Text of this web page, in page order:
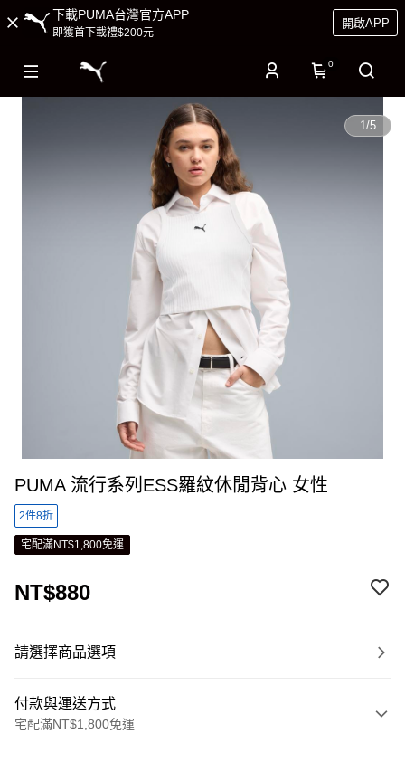
下載PUMA台灣官方APP
即獲首下載禮$200元
開啟APP
0
1/5
PUMA 流行系列ESS羅紋休閒背心 女性
2件8折
宅配滿NT$1,800免運
NT$880
請選擇商品選項
付款與運送方式
宅配滿NT$1,800免運